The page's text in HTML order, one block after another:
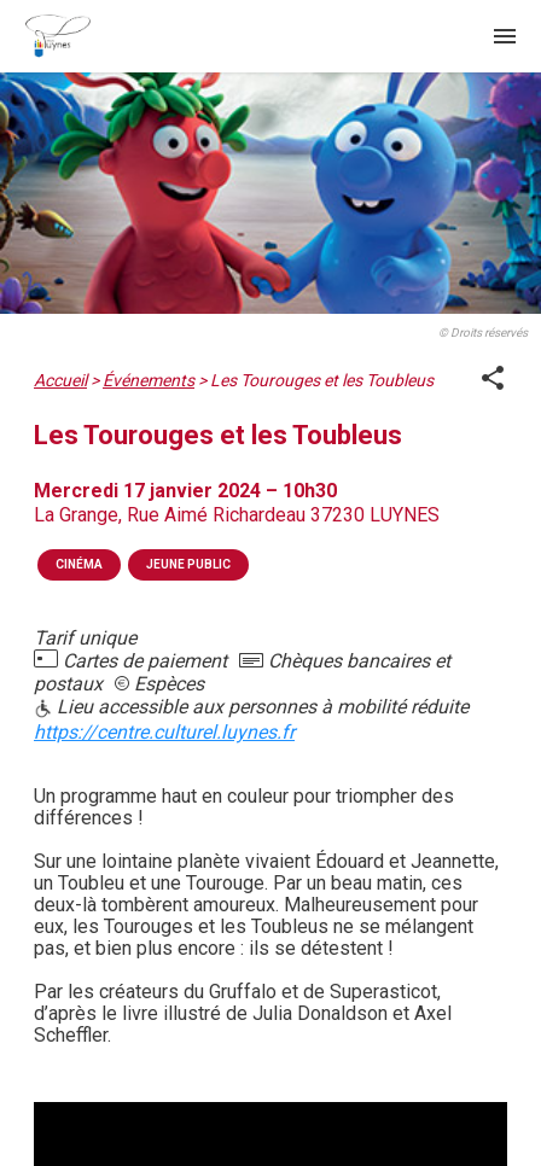
menu
© Droits réservés
Accueil>Événements>Les Tourouges et les Toubleus share
Les Tourouges et les Toubleus
Mercredi 17 janvier 2024 – 10h30
La Grange, Rue Aimé Richardeau 37230 LUYNES
CINÉMA JEUNE PUBLIC
Tarif unique
Cartes de paiement
Chèques bancaires et
postaux
Espèces
Lieu accessible aux personnes à mobilité réduite
https://centre.culturel.luynes.fr
Un programme haut en couleur pour triompher des
différences !
Sur une lointaine planète vivaient Édouard et Jeannette,
un Toubleu et une Tourouge. Par un beau matin, ces
deux-là tombèrent amoureux. Malheureusement pour
eux, les Tourouges et les Toubleus ne se mélangent
pas, et bien plus encore : ils se détestent !
Par les créateurs du Gruffalo et de Superasticot,
d’après le livre illustré de Julia Donaldson et Axel
Scheffler.